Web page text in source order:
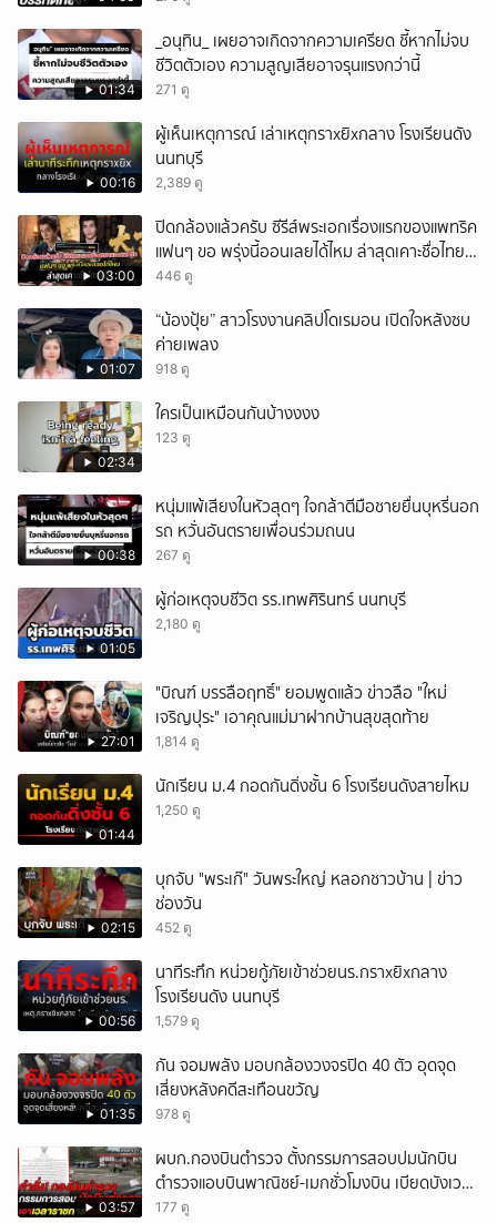
01:34
_อนุทิน_ เผยอาจเกิดจากความเครียด ชี้หากไม่จบ
ชีวิตตัวเอง ความสูญเสียอาจรุนแรงกว่านี้
271 ดู
00:16
ผู้เห็นเหตุการณ์ เล่าเหตุกราxยิxกลาง โรงเรียนดัง
นนทบุรี
2,389 ดู
03:00
ปิดกล้องแล้วครับ ซีรีส์พระเอกเรื่องแรกของแพทริค
แฟนๆ ขอ พรุ่งนี้ออนเลยได้ไหม ล่าสุดเคาะชื่อไทย
แล้ว
446 ดู
01:07
“น้องปุ้ย” สาวโรงงานคลิปโดเรมอน เปิดใจหลังซบ
ค่ายเพลง
918 ดู
02:34
ใครเป็นเหมือนกันบ้างงงง
123 ดู
00:38
หนุ่มแพ้เสียงในหัวสุดๆ ใจกล้าตีมือชายยื่นบุหรี่นอก
รถ หวั่นอันตรายเพื่อนร่วมถนน
267 ดู
01:05
ผู้ก่อเหตุจบชีวิต รร.เทพศิรินทร์ นนทบุรี
2,180 ดู
27:01
"บิณฑ์ บรรลือฤทธิ์" ยอมพูดแล้ว ข่าวลือ "ใหม่
เจริญปุระ" เอาคุณแม่มาฝากบ้านสุขสุดท้าย
1,814 ดู
01:44
นักเรียน ม.4 กอดกันดิ่งชั้น 6 โรงเรียนดังสายไหม
1,250 ดู
02:15
บุกจับ "พระเก๊" วันพระใหญ่ หลอกชาวบ้าน | ข่าว
ช่องวัน
452 ดู
00:56
นาทีระทึก หน่วยกู้ภัยเข้าช่วยนร.กราxยิxกลาง
โรงเรียนดัง นนทบุรี
1,579 ดู
01:35
กัน จอมพลัง มอบกล้องวงจรปิด 40 ตัว อุดจุด
เสี่ยงหลังคดีสะเทือนขวัญ
978 ดู
03:57
ผบก.กองบินตำรวจ ตั้งกรรมการสอบปมนักบิน
ตำรวจแอบบินพาณิชย์-เมกชั่วโมงบิน เบียดบังเวลา
ทำหน้าที่
177 ดู